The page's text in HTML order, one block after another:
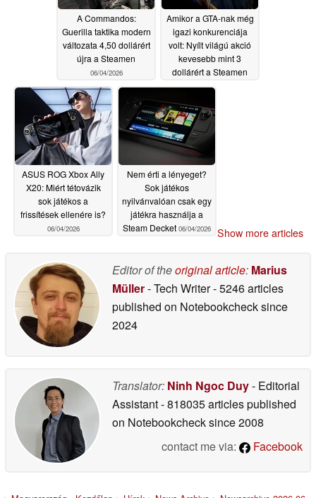
A Commandos:
Guerilla taktika modern
változata 4,50 dollárért
újra a Steamen
06/04/2026
Amikor a GTA-nak még
igazi konkurenciája
volt: Nyílt világú akció
kevesebb mint 3
dollárért a Steamen
06/04/2026
ASUS ROG Xbox Ally
X20: Miért tétovázik
sok játékos a
frissítések ellenére is?
06/04/2026
Nem érti a lényeget?
Sok játékos
nyilvánvalóan csak egy
játékra használja a
Steam Decket 06/04/2026 Show more articles
Editor of theoriginal article: Marius
Müller- Tech Writer- 5246 articles
published on Notebookchecksince
2024
Translator: Ninh Ngoc Duy- Editorial
Assistant- 818035 articles published
on Notebookchecksince 2008
contact me via:
Facebook